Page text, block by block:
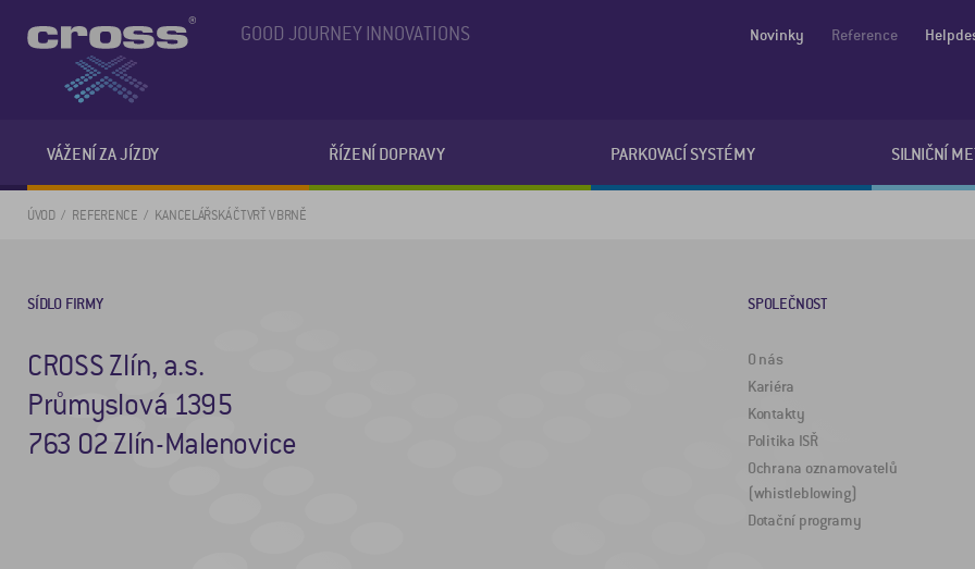
GOOD JOURNEY INNOVATIONS
VÁŽENÍ ZA JÍZDY ŘÍZENÍ DOPRAVY PARKOVACÍ SYSTÉMY SILNIČNÍ
Novinky Reference
ÚVOD REFERENCE KANCELÁŘSKÁ ČTVRŤ V BRNĚ
SÍDLO FIRMY
CROSS Zlín, a.s.
Průmyslová 1395
763 02 Zlín-Malenovice
SPOLEČNOST
O nás
Kariéra
Kontakty
Politika ISŘ
Ochrana oznamovatelů
(whistleblowing)
Dotační programy